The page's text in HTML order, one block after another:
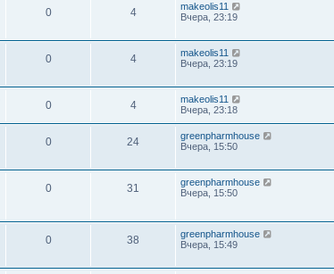
0 4
makeolis11
Вчера, 23:19
0 4
makeolis11
Вчера, 23:19
0 4
makeolis11
Вчера, 23:18
0 24
greenpharmhouse
Вчера, 15:50
0 31
greenpharmhouse
Вчера, 15:50
0 38
greenpharmhouse
Вчера, 15:49